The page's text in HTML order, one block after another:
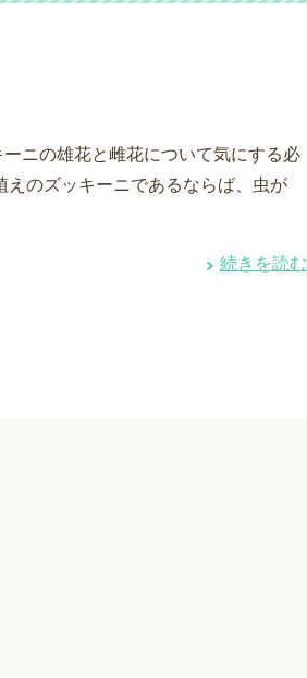
ニの雄花と雌花について気にする必
えのズッキーニであるならば、虫が
続きを読む